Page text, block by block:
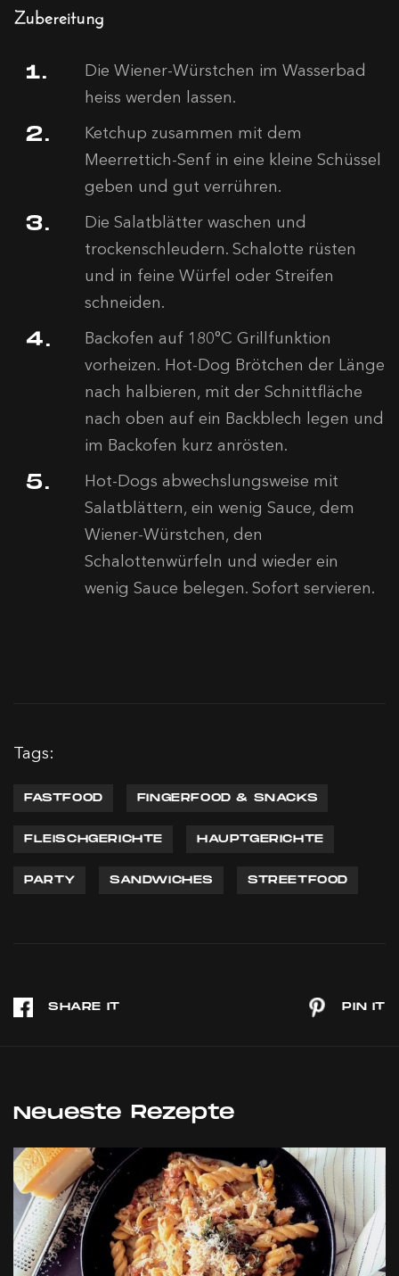
Zubereitung
Die Wiener-Würstchen im Wasserbad
heiss werden lassen.
Ketchup zusammen mit dem
Meerrettich-Senf in eine kleine Schüssel
geben und gut verrühren.
Die Salatblätter waschen und
trockenschleudern. Schalotte rüsten
und in feine Würfel oder Streifen
schneiden.
Backofen auf 180°C Grillfunktion
vorheizen. Hot-Dog Brötchen der Länge
nach halbieren, mit der Schnittfläche
nach oben auf ein Backblech legen und
im Backofen kurz anrösten.
Hot-Dogs abwechslungsweise mit
Salatblättern, ein wenig Sauce, dem
Wiener-Würstchen, den
Schalottenwürfeln und wieder ein
wenig Sauce belegen. Sofort servieren.
Tags:
FASTFOOD FINGERFOOD & SNACKS
FLEISCHGERICHTE HAUPTGERICHTE
PARTY SANDWICHES STREETFOOD
Neueste Rezepte